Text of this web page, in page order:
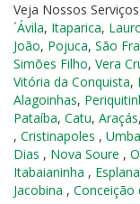
Veja Nossos
´Ávila, Itaparica,
João, Pojuca, São
Simões Filho, Vera
Vitória da Conquista,
Alagoinhas,
Pataíba, Catu, Araçás,
, Cristinapoles ,
Dias , Nova Soure ,
Itabaianinha ,
Jacobina , Conceição